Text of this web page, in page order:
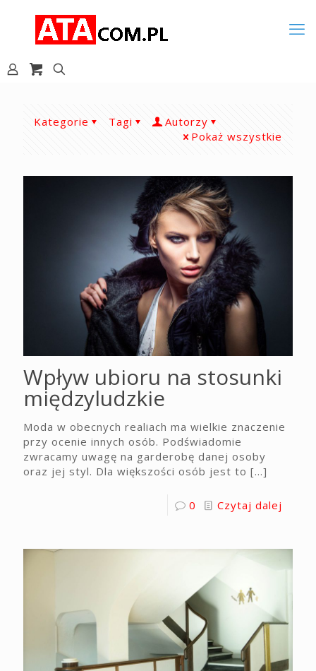
Kategorie Tagi
Autorzy
Pokaż wszystkie
Wpływ ubioru na stosunki
międzyludzkie
Moda w obecnych realiach ma wielkie znaczenie
przy ocenie innych osób. Podświadomie
zwracamy uwagę na garderobę danej osoby
oraz jej styl. Dla większości osób jest to […]
0 Czytaj dalej